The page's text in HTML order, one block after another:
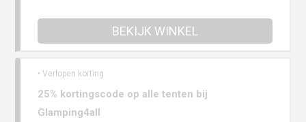
BEKIJK WINKEL
• Verlopen korting
25% kortingscode op alle tenten bij
Glamping4all